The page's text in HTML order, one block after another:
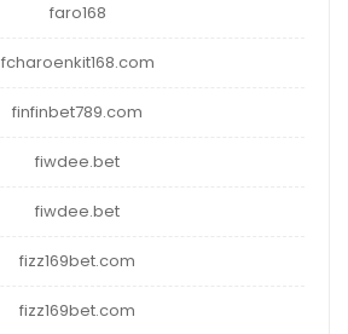
faro168
fcharoenkit168.com
finfinbet789.com
fiwdee.bet
fiwdee.bet
fizz169bet.com
fizz169bet.com